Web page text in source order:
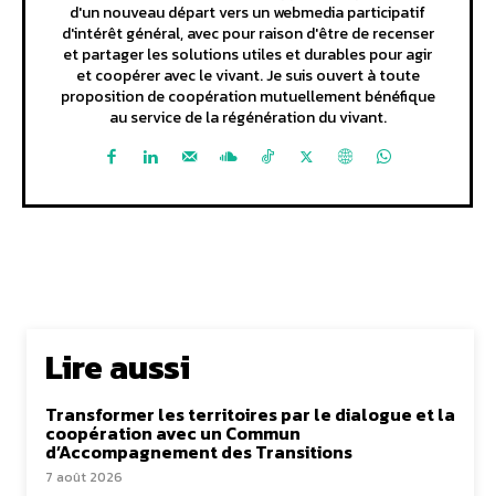
d'un nouveau départ vers un webmedia participatif
d'intérêt général, avec pour raison d'être de recenser
et partager les solutions utiles et durables pour agir
et coopérer avec le vivant. Je suis ouvert à toute
proposition de coopération mutuellement bénéfique
au service de la régénération du vivant.
Lire aussi
Transformer les territoires par le dialogue et la
coopération avec un Commun
d’Accompagnement des Transitions
7 août 2026